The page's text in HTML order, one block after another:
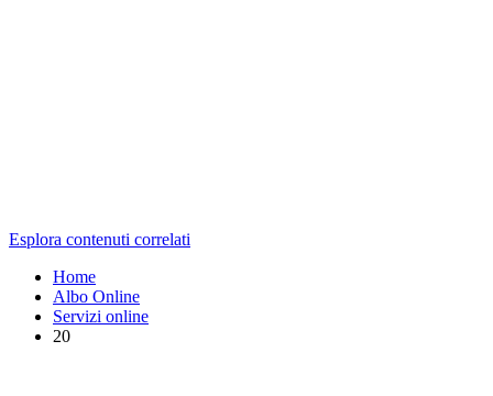
Esplora contenuti correlati
Home
Albo Online
Servizi online
20